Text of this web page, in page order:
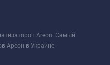
Areon. Самый
Ареон в Украине